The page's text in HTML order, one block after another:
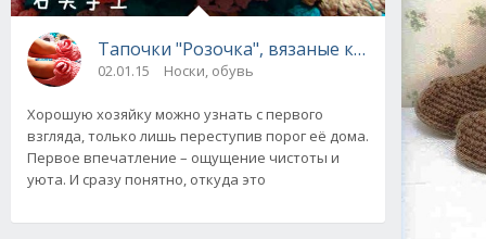
Тапочки "Розочка", вязаные крючком
02.01.15 Носки, обувь
Хорошую хозяйку можно узнать с первого
взгляда, только лишь переступив порог её дома.
Первое впечатление – ощущение чистоты и
уюта. И сразу понятно, откуда это